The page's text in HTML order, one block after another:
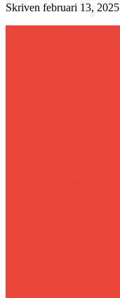
Skriven februari 13, 2025